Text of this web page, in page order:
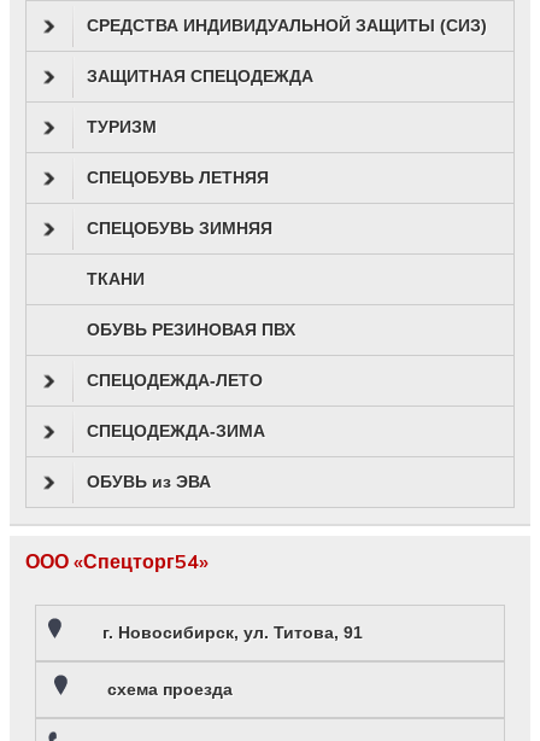
СРЕДСТВА ИНДИВИДУАЛЬНОЙ ЗАЩИТЫ (СИЗ)
ЗАЩИТНАЯ СПЕЦОДЕЖДА
ТУРИЗМ
СПЕЦОБУВЬ ЛЕТНЯЯ
СПЕЦОБУВЬ ЗИМНЯЯ
ТКАНИ
ОБУВЬ РЕЗИНОВАЯ ПВХ
СПЕЦОДЕЖДА-ЛЕТО
СПЕЦОДЕЖДА-ЗИМА
ОБУВЬ из ЭВА
ООО «Спецторг54»
г. Новосибирск, ул. Титова, 91
схема проезда